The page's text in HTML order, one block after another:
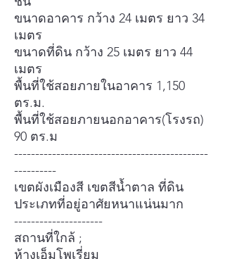
ขนาดอาคาร กว้าง 24 เมตร ยาว 34
เมตร
ขนาดที่ดิน กว้าง 25 เมตร ยาว 44
เมตร
พื้นที่ใช้สอยภายในอาคาร 1,150
ตร.ม.
พื้นที่ใช้สอยภายนอกอาคาร(โรงรถ)
90 ตร.ม
----------------------------------------------
----------
เขตผังเมืองสี เขตสีนํ้าตาล ที่ดิน
ประเภทที่อยู่อาศัยหนาแน่นมาก
---------------------
สถานที่ใกล้ ;
ห้างเอ็มโพเรี่ยม